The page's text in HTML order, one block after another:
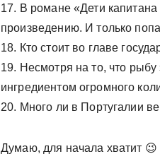
17. В романе «Дети
произведению. И только
18. Кто стоит во главе
19. Несмотря на то, что
ингредиентом огромного
20. Много ли в Португалии
Думаю, для начала хватит 😉